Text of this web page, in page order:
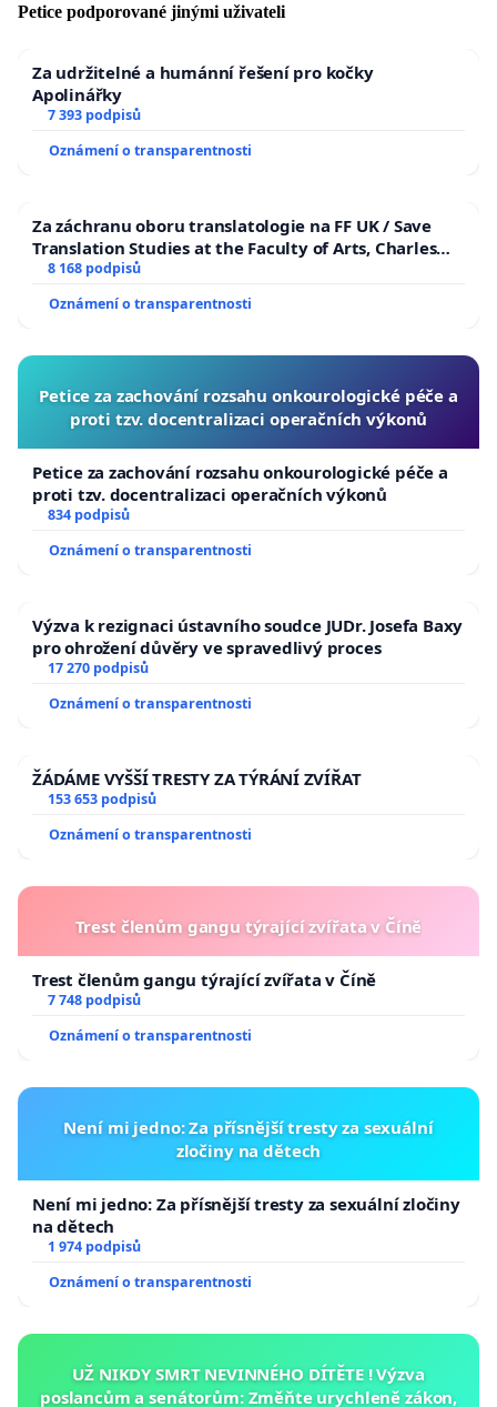
Petice podporované jinými uživateli
Za udržitelné a humánní řešení pro kočky
Apolinářky
7 393 podpisů
Oznámení o transparentnosti
Za záchranu oboru translatologie na FF UK / Save
Translation Studies at the Faculty of Arts, Charles
University
8 168 podpisů
Oznámení o transparentnosti
Petice za zachování rozsahu onkourologické péče a
proti tzv. docentralizaci operačních výkonů
Petice za zachování rozsahu onkourologické péče a
proti tzv. docentralizaci operačních výkonů
834 podpisů
Oznámení o transparentnosti
Výzva k rezignaci ústavního soudce JUDr. Josefa Baxy
pro ohrožení důvěry ve spravedlivý proces
17 270 podpisů
Oznámení o transparentnosti
ŽÁDÁME VYŠŠÍ TRESTY ZA TÝRÁNÍ ZVÍŘAT
153 653 podpisů
Oznámení o transparentnosti
Trest členům gangu týrající zvířata v Číně
Trest členům gangu týrající zvířata v Číně
7 748 podpisů
Oznámení o transparentnosti
Není mi jedno: Za přísnější tresty za sexuální
zločiny na dětech
Není mi jedno: Za přísnější tresty za sexuální zločiny
na dětech
1 974 podpisů
Oznámení o transparentnosti
UŽ NIKDY SMRT NEVINNÉHO DÍTĚTE ! Výzva
poslancům a senátorům: Změňte urychleně zákon,